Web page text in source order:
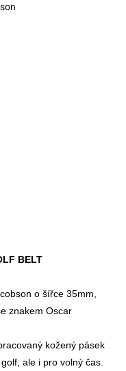
BELT
o šířce 35mm,
znakem Oscar
kožený pásek
ale i pro volný čas.